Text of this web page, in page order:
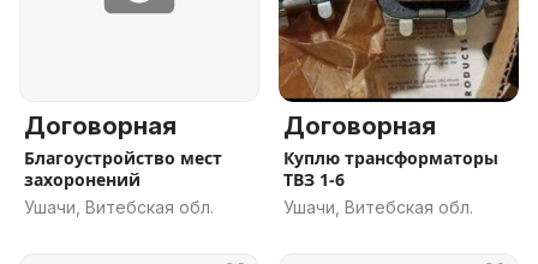
Договорная
Благоустройство мест
захоронений
Ушачи, Витебская обл.
Договорная
Куплю трансформаторы
ТВЗ 1-6
Ушачи, Витебская обл.